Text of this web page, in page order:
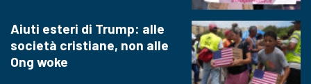
Aiuti esteri di Trump: alle
società cristiane, non alle
Ong woke